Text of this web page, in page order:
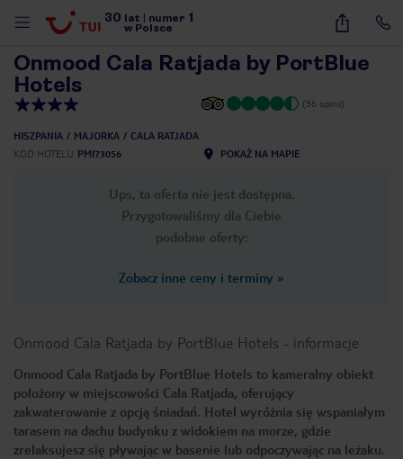
30 lat numer 1
w Polsce
7
Onmood Cala Ratjada by PortBlue
Hotels
(36 opinii)
HISZPANIA MAJORKA
CALA RATJADA
KOD HOTELU PMI73056 POKAŻ NA MAPIE
Ups, ta oferta nie jest dostępna.
Przygotowaliśmy dla Ciebie
podobne oferty:
Zobacz inne ceny i terminy »
Onmood Cala Ratjada by PortBlue Hotels - informacje
Onmood Cala Ratjada by PortBlue Hotels to kameralny obiekt
położony w miejscowości Cala Ratjada, oferujący
zakwaterowanie z opcją śniadań. Hotel wyróżnia się wspaniałym
tarasem na dachu budynku z widokiem na morze, gdzie
zrelaksujesz się pływając w basenie lub odpoczywając na leżaku.